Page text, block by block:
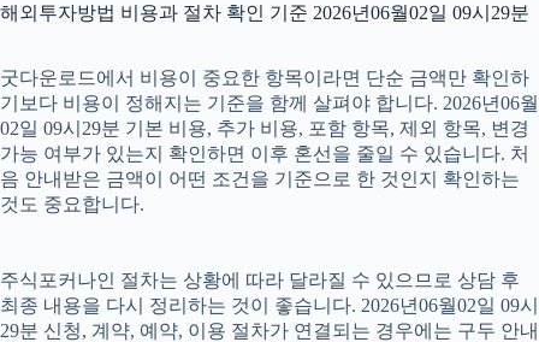
해외투자방법 비용과 절차 확인 기준 2026년06월02일 09시29분
굿다운로드에서 비용이 중요한 항목이라면 단순 금액만 확인하
기보다 비용이 정해지는 기준을 함께 살펴야 합니다. 2026년06월
02일 09시29분 기본 비용, 추가 비용, 포함 항목, 제외 항목, 변경
가능 여부가 있는지 확인하면 이후 혼선을 줄일 수 있습니다. 처
음 안내받은 금액이 어떤 조건을 기준으로 한 것인지 확인하는
것도 중요합니다.
주식포커나인 절차는 상황에 따라 달라질 수 있으므로 상담 후
최종 내용을 다시 정리하는 것이 좋습니다. 2026년06월02일 09시
29분 신청, 계약, 예약, 이용 절차가 연결되는 경우에는 구두 안내